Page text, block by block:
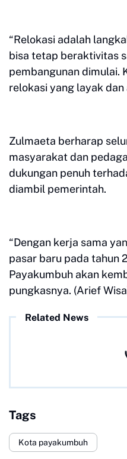
“Relokasi adalah
bisa tetap beraktivitas
pembangunan dimulai.
relokasi yang layak dan
Zulmaeta berharap
masyarakat dan
dukungan penuh
diambil pemerintah.
“Dengan kerja sama
pasar baru pada tahun
Payakumbuh akan
pungkasnya. (Arief
Related News
Tags
Kota payakumbuh